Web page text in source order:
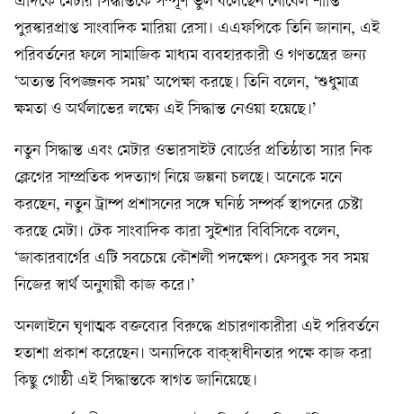
পুরস্কারপ্রাপ্ত সাংবাদিক মারিয়া রেসা। এএফপিকে তিনি জানান, এই
পরিবর্তনের ফলে সামাজিক মাধ্যম ব্যবহারকারী ও গণতন্ত্রের জন্য
‘অত্যন্ত বিপজ্জনক সময়’ অপেক্ষা করছে। তিনি বলেন, ‘শুধুমাত্র
ক্ষমতা ও অর্থলাভের লক্ষ্যে এই সিদ্ধান্ত নেওয়া হয়েছে।’
নতুন সিদ্ধান্ত এবং মেটার ওভারসাইট বোর্ডের প্রতিষ্ঠাতা স্যার নিক
ক্লেগের সাম্প্রতিক পদত্যাগ নিয়ে জল্পনা চলছে। অনেকে মনে
করছেন, নতুন ট্রাম্প প্রশাসনের সঙ্গে ঘনিষ্ঠ সম্পর্ক স্থাপনের চেষ্টা
করছে মেটা। টেক সাংবাদিক কারা সুইশার বিবিসিকে বলেন,
‘জাকারবার্গের এটি সবচেয়ে কৌশলী পদক্ষেপ। ফেসবুক সব সময়
নিজের স্বার্থ অনুযায়ী কাজ করে।’
অনলাইনে ঘৃণাত্মক বক্তব্যের বিরুদ্ধে প্রচারণাকারীরা এই পরিবর্তনে
হতাশা প্রকাশ করেছেন। অন্যদিকে বাক্‌স্বাধীনতার পক্ষে কাজ করা
কিছু গোষ্ঠী এই সিদ্ধান্তকে স্বাগত জানিয়েছে।